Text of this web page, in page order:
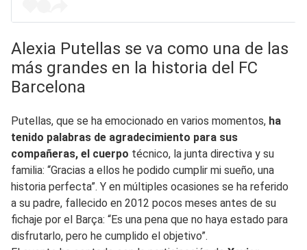
Alexia Putellas se va como una de las
más grandes en la historia del FC
Barcelona
Putellas, que se ha emocionado en varios momentos, ha
tenido palabras de agradecimiento para sus
compañeras, el cuerpo técnico, la junta directiva y su
familia: “Gracias a ellos he podido cumplir mi sueño, una
historia perfecta”. Y en múltiples ocasiones se ha referido
a su padre, fallecido en 2012 pocos meses antes de su
fichaje por el Barça: “Es una pena que no haya estado para
disfrutarlo, pero he cumplido el objetivo”.